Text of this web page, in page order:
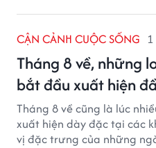
CẬN CẢNH CUỘC SỐNG
Tháng 8 về, những
bắt đầu xuất hiện
Tháng 8 về cũng là lúc
xuất hiện dày đặc tại các
vị đặc trưng của những